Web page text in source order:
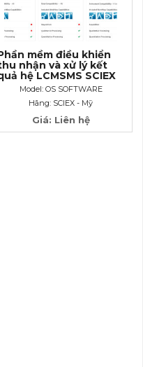
mềm điều khiển
nhận và xử lý kết
hệ LCMSMS SCIEX
OS SOFTWARE
Model: OS SOFTWARE
Hãng: SCIEX - Mỹ
Giá: Liên hệ